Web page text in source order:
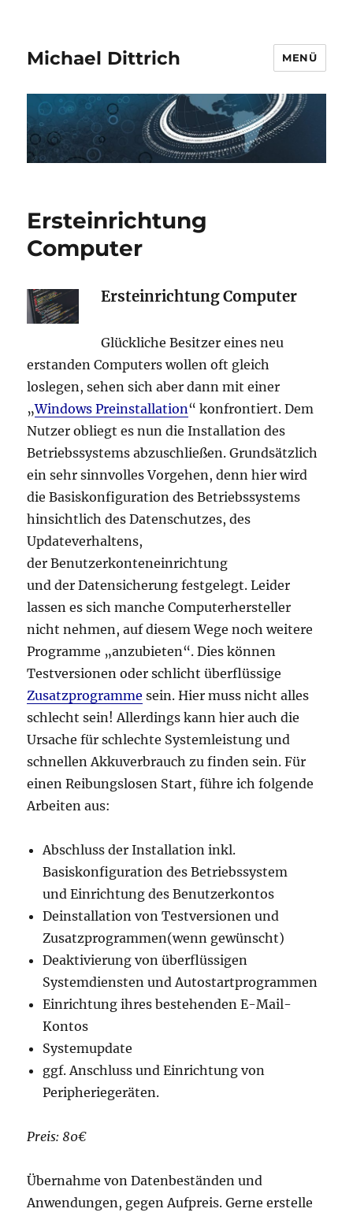
Michael Dittrich MENÜ
Ersteinrichtung
Computer
Ersteinrichtung Computer
Glückliche Besitzer eines neu
erstanden Computers wollen oft gleich
loslegen, sehen sich aber dann mit einer
„Windows Preinstallation“ konfrontiert. Dem
Nutzer obliegt es nun die Installation des
Betriebssystems abzuschließen. Grundsätzlich
ein sehr sinnvolles Vorgehen, denn hier wird
die Basiskonfiguration des Betriebssystems
hinsichtlich des Datenschutzes, des
Updateverhaltens,
der Benutzerkonteneinrichtung
und der Datensicherung festgelegt. Leider
lassen es sich manche Computerhersteller
nicht nehmen, auf diesem Wege noch weitere
Programme „anzubieten“. Dies können
Testversionen oder schlicht überflüssige
Zusatzprogramme sein. Hier muss nicht alles
schlecht sein! Allerdings kann hier auch die
Ursache für schlechte Systemleistung und
schnellen Akkuverbrauch zu finden sein. Für
einen Reibungslosen Start, führe ich folgende
Arbeiten aus:
Abschluss der Installation inkl.
Basiskonfiguration des Betriebssystem
und Einrichtung des Benutzerkontos
Deinstallation von Testversionen und
Zusatzprogrammen(wenn gewünscht)
Deaktivierung von überflüssigen
Systemdiensten und Autostartprogrammen
Einrichtung ihres bestehenden E-Mail-
Kontos
Systemupdate
ggf. Anschluss und Einrichtung von
Peripheriegeräten.
Preis: 80€
Übernahme von Datenbeständen und
Anwendungen, gegen Aufpreis. Gerne erstelle